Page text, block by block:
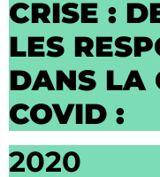
CRISE :
LES
DANS LA
COVID :
2020